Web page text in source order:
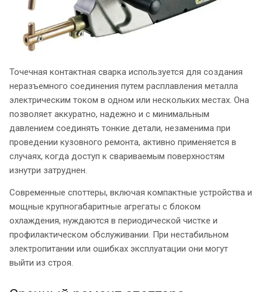
Точечная контактная сварка используется для создания
неразъемного соединения путем расплавления металла
электрическим током в одном или нескольких местах. Она
позволяет аккуратно, надежно и с минимальным
давлением соединять тонкие детали, незаменима при
проведении кузовного ремонта, активно применяется в
случаях, когда доступ к свариваемым поверхностям
изнутри затруднен.
Современные споттеры, включая компактные устройства и
мощные крупногабаритные агрегаты с блоком
охлаждения, нуждаются в периодической чистке и
профилактическом обслуживании. При нестабильном
электропитании или ошибках эксплуатации они могут
выйти из строя.